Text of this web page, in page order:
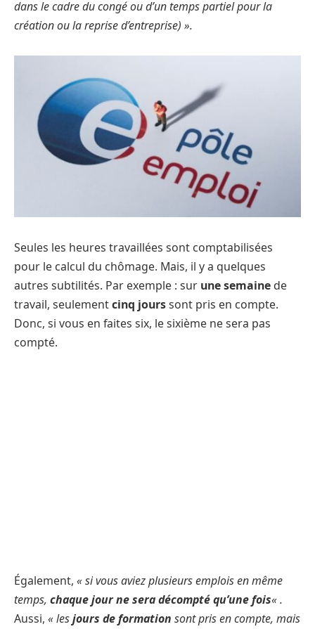
dans le cadre du congé ou d’un temps partiel pour la
création ou la reprise d’entreprise) ».
Seules les heures travaillées sont comptabilisées
pour le calcul du chômage. Mais, il y a quelques
autres subtilités. Par exemple : sur une semaine de
travail, seulementcinq jourssont pris en compte.
Donc, si vous en faites six, le sixième ne sera pas
compté.
Également, « si vous aviez plusieurs emplois en même
temps, chaque jour ne sera décompté qu’une fois« .
Aussi, « lesjours de formation sont pris en compte, mais